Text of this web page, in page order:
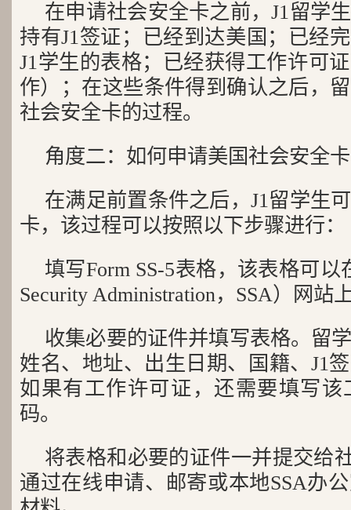
在申请社会安全卡之前，J1留学
持有J1签证；已经到达美国；已经
J1学生的表格；已经获得工作许可
作）；在这些条件得到确认之后，
社会安全卡的过程。
角度二：如何申请美国社会安全卡
在满足前置条件之后，J1留学生
卡，该过程可以按照以下步骤进行：
填写Form SS-5表格，该表格可以
Security Administration，SSA）网站
收集必要的证件并填写表格。留
姓名、地址、出生日期、国籍、J1
如果有工作许可证，还需要填写
码。
将表格和必要的证件一并提交给
通过在线申请、邮寄或本地SSA办